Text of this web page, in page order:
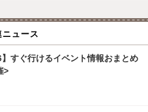
ニュース
】すぐ行けるイベント情報おまとめ
>